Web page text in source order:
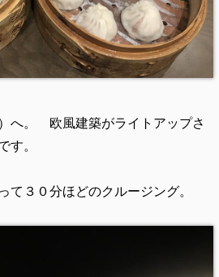
へ。 欧風建築がライトアップさ
す。
て３０分ほどのクルージング。